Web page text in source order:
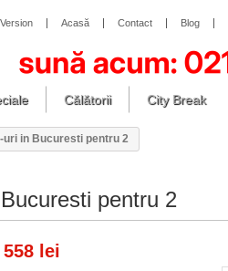
Blog
Contact
Acasă
Călătorii City Break
in Bucuresti pentru 2
pentru 2
558 lei